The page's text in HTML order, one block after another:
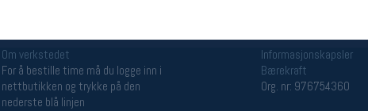
Lørdag:
11-16
Om verkstedet
For å bestille time må du logge inn i
nettbutikken og trykke på den
nederste blå linjen
Personsvernerklæring
Informasjonskapsler
Bærekraft
Org. nr: 976754360